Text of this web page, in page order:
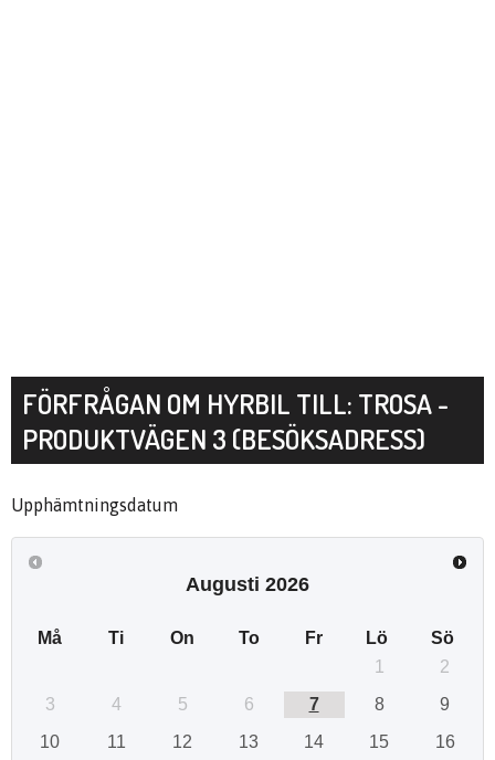
FÖRFRÅGAN OM HYRBIL TILL: TROSA -
PRODUKTVÄGEN 3 (BESÖKSADRESS)
Upphämtningsdatum
Augusti 2026
Må Ti On To Fr Lö
Sö
1
2
3
4 5 6 7 8
9
10
11 12 13 14 15 16